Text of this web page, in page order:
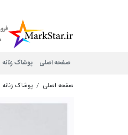
صفحه اصلی پوشاک زنانه
صفحه اصلی پوشاک زنانه